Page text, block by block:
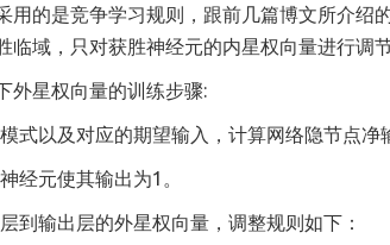
用的是竞争学习规则，跟前几篇博文所介
临域，只对获胜神经元的内星权向量进行调节
外星权向量的训练步骤:
式以及对应的期望输入，计算网络隐节点净
经元使其输出为1。
到输出层的外星权向量，调整规则如下：